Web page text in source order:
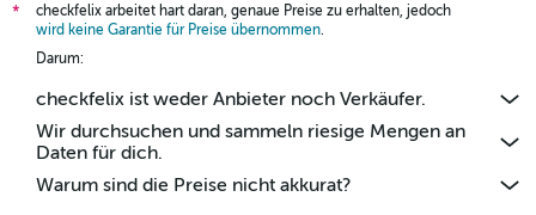
*
checkfelix arbeitet hart daran, genaue Preise zu erhalten, jedoch
wird keine Garantie für Preise übernommen.
Darum:
checkfelix ist weder Anbieter noch Verkäufer.
Wir durchsuchen und sammeln riesige Mengen an
Daten für dich.
Warum sind die Preise nicht akkurat?